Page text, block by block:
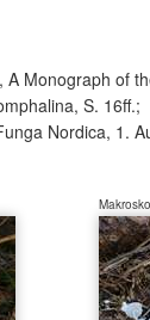
Monograph of
S. 16ff.;
Nordica, 1.